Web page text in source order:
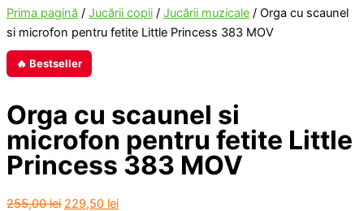
Prima pagină / Jucării copii / Jucării muzicale / Orga cu scaunel
si microfon pentru fetite Little Princess 383 MOV
🔥 Bestseller
Orga cu scaunel si
microfon pentru fetite Little
Princess 383 MOV
255,00lei Prețul
229,50 leiPrețul